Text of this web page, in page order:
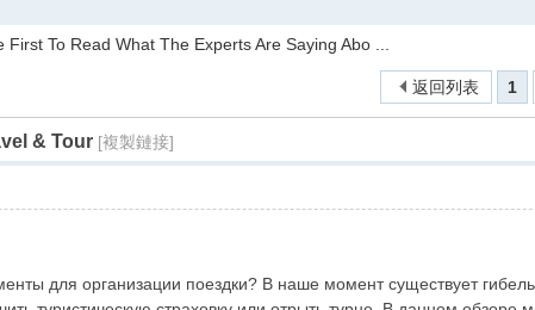
First To Read What The Experts Are Saying Abo ...
1
返回列表
& Tour [複製鏈接]
для организации поездки? В наше момент существует